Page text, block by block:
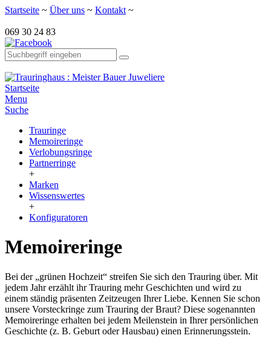
Startseite ~ Über uns ~ Kontakt ~
069 30 24 83
Startseite
Menu
Suche
Trauringe
Memoireringe
Verlobungsringe
Partnerringe
+
Marken
Wissenswertes
+
Konfiguratoren
Memoireringe
Bei der „grünen Hochzeit“ streifen Sie sich den Trauring über. Mit
jedem Jahr erzählt ihr Trauring mehr Geschichten und wird zu
einem ständig präsenten Zeitzeugen Ihrer Liebe. Kennen Sie schon
unsere Vorsteckringe zum Trauring der Braut? Diese sogenannten
Memoireringe erhalten bei jedem Meilenstein in Ihrer persönlichen
Geschichte (z. B. Geburt oder Hausbau) einen Erinnerungsstein.